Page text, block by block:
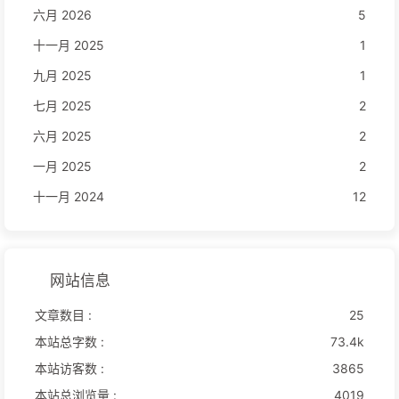
六月 2026
5
十一月 2025
1
九月 2025
1
七月 2025
2
六月 2025
2
一月 2025
2
十一月 2024
12
网站信息
文章数目 :
25
本站总字数 :
73.4k
本站访客数 :
3865
本站总浏览量 :
4019